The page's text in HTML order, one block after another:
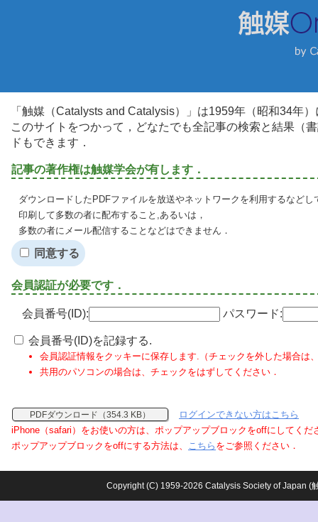
「触媒（Catalysts and Catalysis）」は1959年（昭和34年
このサイトをつかって，どなたでも全記事の検索と結果（
ドもできます．
記事の著作権は触媒学会が有します．
ダウンロードしたPDFファイルを放送やネットワークを利用するなど
印刷して多数の者に配布すること,あるいは，
多数の者にメール配信することなどはできません．
同意する
会員認証が必要です．
会員番号(ID): パスワード:
会員番号(ID)を記録する.
会員認証情報をクッキーに保存します.（チェックを外した場合は
共用のパソコンの場合は、チェックをはずしてください．
PDFダウンロード（354.3 KB）
ログインできない方はこちら
iPhone（safari）をお使いの方は、ポップアップブロックをoffにしてくだ
ポップアップブロックをoffにする方法は、 こちら をご参照ください．
Copyright (C) 1959-2026 Catalysis Society of Japan (